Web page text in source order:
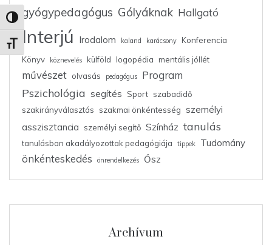
Nagy kontraszt váltása
Betűméret váltása
gyógypedagógus Gólyáknak Hallgató
Interjú Irodalom kaland karácsony
Konferencia
Könyv
köznevelés külföld logopédia mentális jóllét
művészet olvasás pedagógus Program
Pszichológia segítés Sport szabadidő
szakirányválasztás
szakmai önkéntesség személyi
asszisztancia
személyi segítő Színház tanulás
tanulásban akadályozottak pedagógiája tippek Tudomány
önkénteskedés önrendelkezés Ősz
Archívum